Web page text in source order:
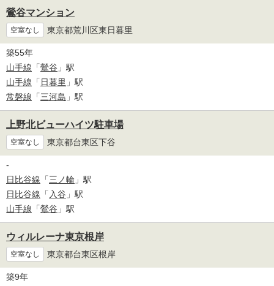
鶯谷マンション
空室なし 東京都荒川区東日暮里
築55年
山手線 「鶯谷 」駅
山手線 「 日暮里 」駅
常磐線 「三河島 」駅
上野北ビューハイツ駐車場
空室なし 東京都台東区下谷
-
日比谷線 「三ノ輪 」駅
日比谷線 「 入谷 」駅
山手線 「鶯谷 」駅
ウィルレーナ東京根岸
空室なし 東京都台東区根岸
築9年